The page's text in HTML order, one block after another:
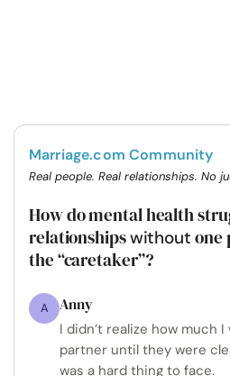
Marriage.com Community
Real people. Real relationships. No
How do mental health
relationshipswithout one
the “caretaker”?
A Anny
I didn’t realize how much
partner until they were
was a hard thing to face.